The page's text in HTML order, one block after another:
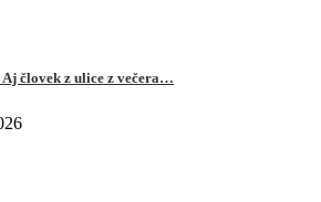
Aj človek z ulice z večera…